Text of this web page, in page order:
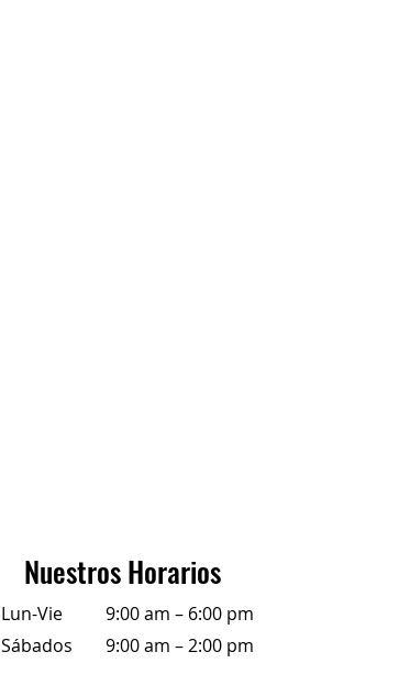
Nuestros Horarios
Lun-Vie
9:00 am – 6:00 pm
Sábados
9:00 am – 2:00 pm